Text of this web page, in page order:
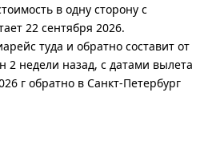
в одну сторону с
22 сентября 2026.
туда и обратно составит от
2 недели назад, с датами вылета
г обратно в Санкт-Петербург